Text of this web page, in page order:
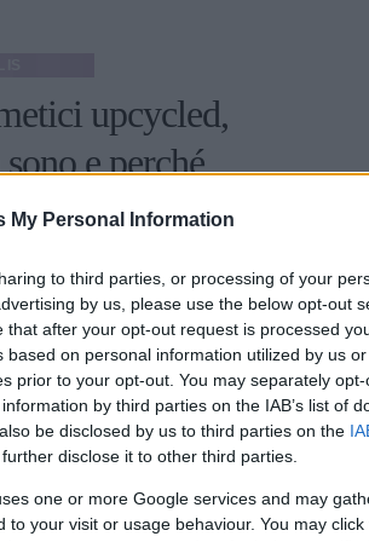
My Personal Information
to third parties, or processing of your
by us, please use the below opt-out
after your opt-out request is processed
on personal information utilized by us
prior to your opt-out. You may separately
by third parties on the IAB’s list of
be disclosed by us to third parties on the
disclose it to other third parties.
one or more Google services and may
to your visit or usage behaviour. You may
upcycled,
sono e perché
"troppo buoni per
di caffè alle bucce di agrumi,
i materiali di scarto possono
in ottimi cosmetici upcycled
IS
l’hair therapy e 5